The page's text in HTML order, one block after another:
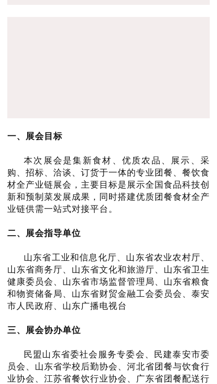
一、展会目标
本次展会是集新食材、优质农品、展示、采
购、招标、洽谈、订货于一体的专业团餐、餐饮食
材全产业链展会，主要目标是展示全国食品科技创
新和预制菜发展成果，同时搭建优质团餐食材全产
业链供需一站式对接平台。
二、展会指导单位
山东省工业和信息化厅、山东省农业农村厅、
山东省商务厅、山东省文化和旅游厅、山东省卫生
健康委员会、山东省市场监督管理局、山东省粮食
和物资储备局、山东省财贸金融工会委员会、泰安
市人民政府、山东广播电视台
三、展会协办单位
民盟山东省委社会服务专委会、民建泰安市委
员会、山东省学校后勤协会、河北省团餐与饮食行
业协会、江苏省餐饮行业协会、广东省团餐配送行